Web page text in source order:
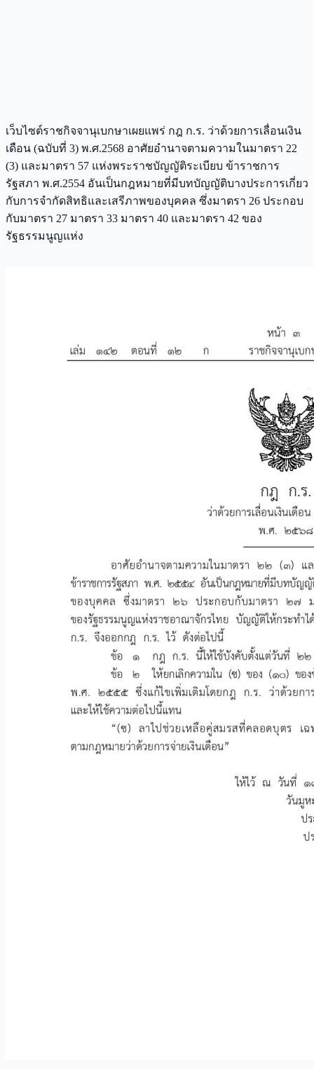
เว็บไซต์ราชกิจจานุเบกษาเผยแพร่ กฎ ก.ร. ว่าด้วยการเลื่อนเงิน
เดือน (ฉบับที่ 3) พ.ศ.2568 อาศัยอํานาจตามความในมาตรา 22
(3) และมาตรา 57 แห่งพระราชบัญญัติระเบียบ ข้าราชการ
รัฐสภา พ.ศ.2554 อันเป็นกฎหมายที่มีบทบัญญัติบางประการเกี่ยว
กับการจํากัดสิทธิและเสรีภาพของบุคคล ซึ่งมาตรา 26 ประกอบ
กับมาตรา 27 มาตรา 33 มาตรา 40 และมาตรา 42 ของ
รัฐธรรมนูญแห่ง